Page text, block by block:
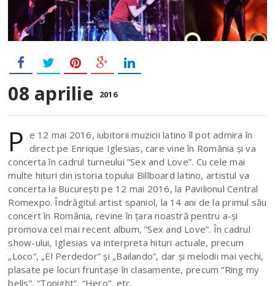
08 aprilie 2016
P e 12 mai 2016, iubitorii muzicii latino îl pot admira în
direct pe Enrique Iglesias, care vine în România şi va
concerta în cadrul turneului ”Sex and Love”. Cu cele mai
multe hituri din istoria topului Billboard latino, artistul va
concerta la București pe 12 mai 2016, la Pavilionul Central
Romexpo. Îndrăgitul artist spaniol, la 14 ani de la primul său
concert în România, revine în țara noastră pentru a-şi
promova cel mai recent album, ”Sex and Love”. În cadrul
show-ului, Iglesias va interpreta hituri actuale, precum
„Loco”, „El Perdedor” și „Bailando”, dar și melodii mai vechi,
plasate pe locuri fruntașe în clasamente, precum “Ring my
bells”, “Tonight”, “Hero”, etc.